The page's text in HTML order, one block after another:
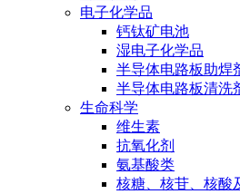
电子化学品
钙钛矿电池
湿电子化学品
半导体电路板助焊
半导体电路板清洗
生命科学
维生素
抗氧化剂
氨基酸类
核糖、核苷、核酸